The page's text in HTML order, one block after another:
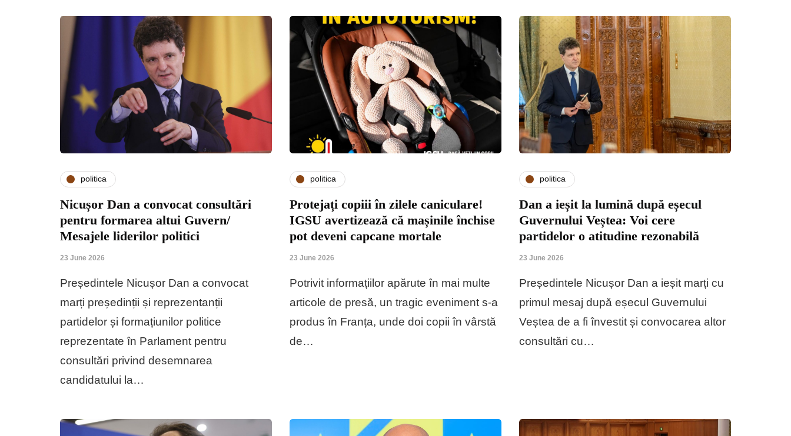
politica
Nicușor Dan a convocat consultări
pentru formarea altui Guvern/
Mesajele liderilor politici
23 June 2026
Președintele Nicușor Dan a convocat
marți președinții și reprezentanții
partidelor și formațiunilor politice
reprezentate în Parlament pentru
consultări privind desemnarea
candidatului la…
politica
Protejați copiii în zilele caniculare!
IGSU avertizează că mașinile închise
pot deveni capcane mortale
23 June 2026
Potrivit informațiilor apărute în mai multe
articole de presă, un tragic eveniment s-a
produs în Franța, unde doi copii în vârstă
de…
politica
Dan a ieșit la lumină după eșecul
Guvernului Veștea: Voi cere
partidelor o atitudine rezonabilă
23 June 2026
Președintele Nicușor Dan a ieșit marți cu
primul mesaj după eșecul Guvernului
Veștea de a fi învestit și convocarea altor
consultări cu…